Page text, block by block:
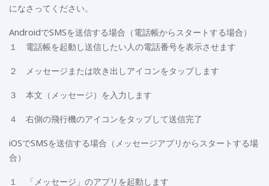
になさってください。
AndroidでSMSを送信する場合（電話帳からスタートする場合）
１ 電話帳を起動し送信したい人の電話番号を表示させます
２ メッセージまたは吹き出しアイコンをタップします
３ 本文（メッセージ）を入力します
４ 右側の飛行機のアイコンをタップして送信完了
iOSでSMSを送信する場合（メッセージアプリからスタートする場
合）
１ 「メッセージ」のアプリを起動します